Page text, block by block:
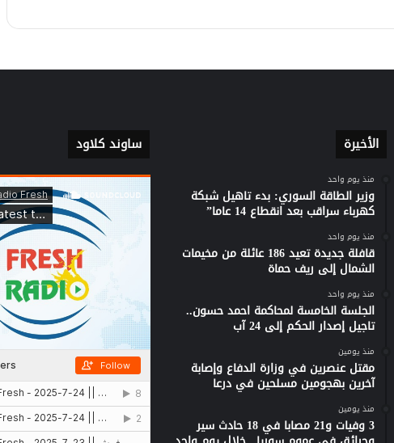
الأخيرة
منذ يوم واحد
وزير الطاقة السوري: بدء تاهيل شبكة
كهرباء سراقب بعد انقطاع 14 عاما”
منذ يوم واحد
قافلة جديدة تعيد 186 عائلة من مخيمات
الشمال إلى ريف حماة
منذ يوم واحد
الجلسة الخامسة لمحاكمة احمد حسون..
تاجيل إصدار الحكم إلى 24 آب
منذ يومين
مقتل عنصرين في وزارة الدفاع وإصابة
آخرين بهجومين مسلحين في درعا
منذ يومين
3 وفيات و21 مصابا في 18 حادث سير
ساوند كلاود